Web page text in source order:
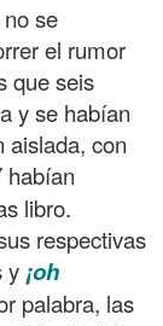
se
el rumor
que seis
y se habían
aislada, con
habían
libro.
respectivas
y ¡oh
palabra, las